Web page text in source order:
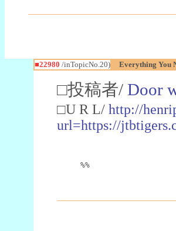
■22980 /inTopicNo.20) Everything You
□投稿者/ Door
□U R L/ http://
url=https://
%%